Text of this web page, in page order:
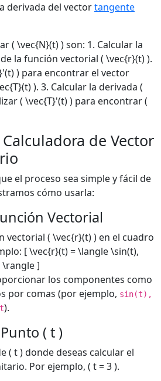
derivada del vectortangente
( \vec{N}(t) ) son: 1. Calcular la
la función vectorial ( \vec{r}(t) ).
) para encontrar el vector
). 3. Calcular la derivada (
( \vec{T}'(t) ) para encontrar (
de Vector
el proceso sea simple y fácil de
cómo usarla:
Vectorial
vectorial ( \vec{r}(t) ) en el cuadro
[ \vec{r}(t) = \langle \sin(t),
]
los componentes como
por comas (por ejemplo, sin(t),
).
( t )
( t ) donde deseas calcular el
Por ejemplo, ( t = 3 ).